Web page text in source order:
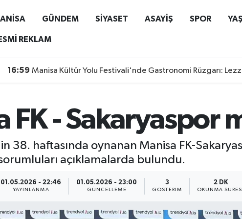
GÜNDEM SİYASET ASAYİŞ SPOR
REKLAM
16:59 Manisa Kültür Yolu Festivali'nde Gastronomi Rüzgarı:
FK - Sakaryaspor
38. haftasında oynanan Manisa FK-
açıklamalarda bulundu.
01.05.2026 - 22:46
YAYINLANMA
01.05.2026 - 23:00
GÜNCELLEME
3
GÖSTERIM
2 DK
OKUNMA SÜRESI